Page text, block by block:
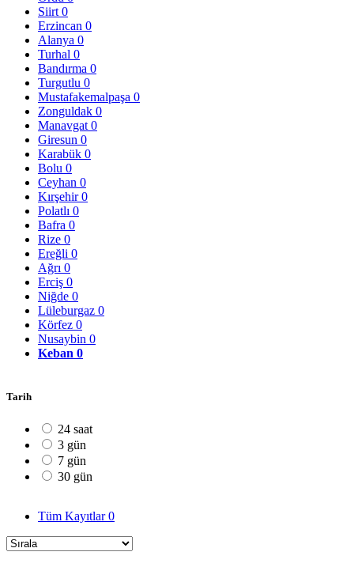
Siirt 0
Erzincan 0
Alanya 0
Turhal 0
Bandırma 0
Turgutlu 0
Mustafakemalpaşa 0
Zonguldak 0
Manavgat 0
Giresun 0
Karabük 0
Bolu 0
Ceyhan 0
Kırşehir0
Polatlı 0
Bafra 0
Rize 0
Ereğli 0
Ağrı 0
Erciş 0
Niğde 0
Lüleburgaz 0
Körfez 0
Nusaybin 0
Keban 0
Tarih
24 saat
3 gün
7 gün
30 gün
Tüm Kayıtlar0